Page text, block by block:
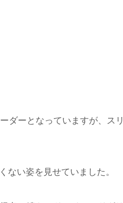
ダーとなっていますが、スリ
ない姿を見せていました。